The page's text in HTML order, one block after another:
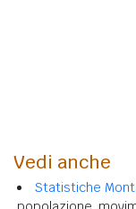
Vedi anche
Statistiche